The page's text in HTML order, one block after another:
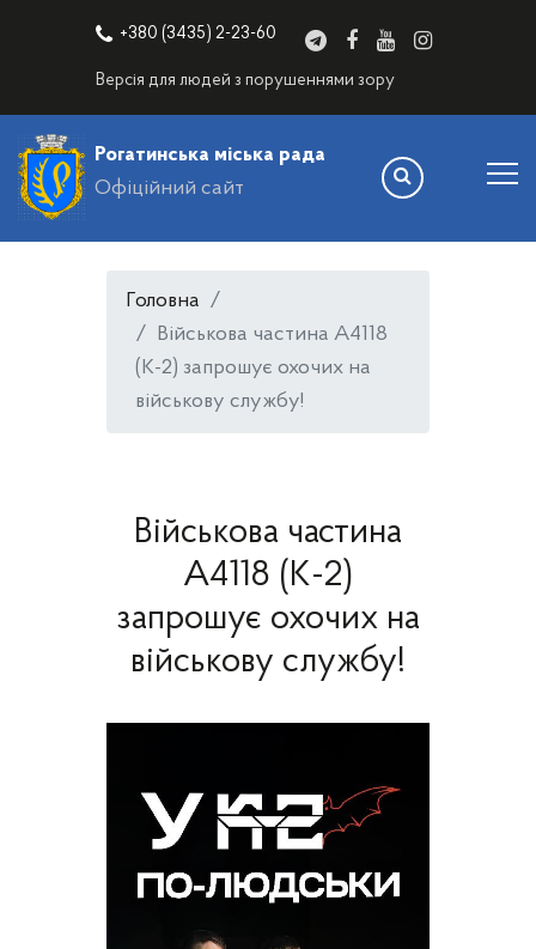
+380 (3435) 2-23-60
Версія для людей з порушеннями зору
Рогатинська міська рада
Офіційний сайт
Головна
Військова частина А4118
(К-2) запрошує охочих на
військову службу!
Військова частина
А4118 (К-2)
запрошує охочих на
військову службу!